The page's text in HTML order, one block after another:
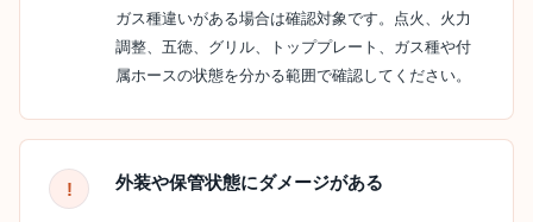
ガス種違いがある場合は確認対象です。点火、火力
調整、五徳、グリル、トッププレート、ガス種や付
属ホースの状態を分かる範囲で確認してください。
外装や保管状態にダメージがある